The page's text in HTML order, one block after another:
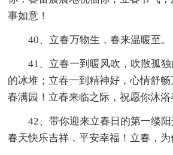
事如意！
40、立春万物生，春来温暖至。
41、立春一到暖风吹，吹散孤独
的冰堆；立春一到精神好，心情舒
春满园！立春来临之际，祝愿你沐浴
42、带你迎来立春日的第一缕阳
春天快乐吉祥，平安幸福！立春，为